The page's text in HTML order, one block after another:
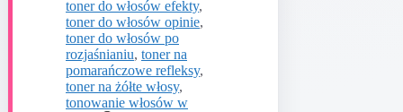
toner do włosów efekty,
toner do włosów opinie,
toner do włosów po
rozjaśnianiu, toner na
pomarańczowe refleksy,
toner na żółte włosy,
tonowanie włosów w